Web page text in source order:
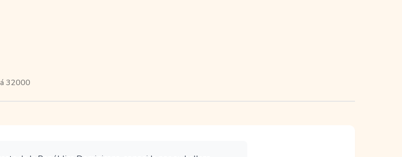
32000